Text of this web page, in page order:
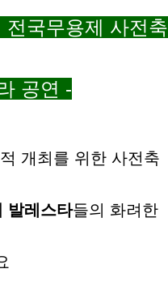
전국무용제 사전축
공연 -
개최를 위한 사전축
발레스타들의 화려한